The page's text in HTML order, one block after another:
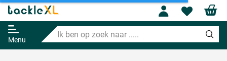
Menu
Ik
ben
op
Profile